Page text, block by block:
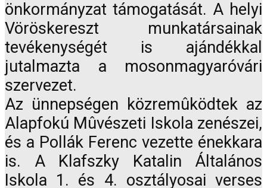
önkormányzat támogatását. A helyi
Vöröskereszt munkatársainak
tevékenységét is ajándékkal
jutalmazta a mosonmagyaróvári
szervezet.
Az ünnepségen közremûködtek az
Alapfokú Mûvészeti Iskola zenészei,
és a Pollák Ferenc vezette énekkara
is. A Klafszky Katalin Általános
Iskola 1. és 4. osztályosai verses